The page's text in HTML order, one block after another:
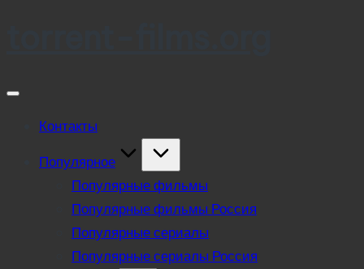
Контакты
Популярное
Популярные фильмы
Популярные фильмы Россия
Популярные сериалы
Популярные сериалы Россия